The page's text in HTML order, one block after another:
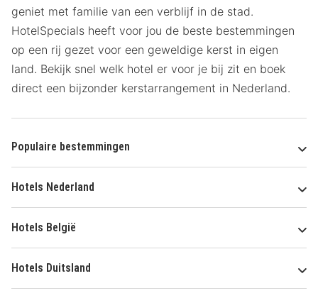
geniet met familie van een verblijf in de stad.
HotelSpecials heeft voor jou de beste bestemmingen
op een rij gezet voor een geweldige kerst in eigen
land. Bekijk snel welk hotel er voor je bij zit en boek
direct een bijzonder kerstarrangement in Nederland.
Populaire bestemmingen
Hotels Nederland
Hotels België
Hotels Duitsland